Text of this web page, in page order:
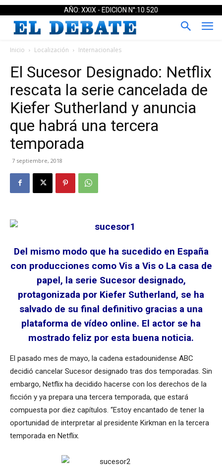
AÑO: XXIX - EDICION N°:10.520
Inicio Localización Internacionales
El Sucesor Designado: Netflix
rescata la serie cancelada de
Kiefer Sutherland y anuncia
que habrá una tercera
temporada
7 septiembre, 2018
Del mismo modo que ha sucedido en España
con producciones como Vis a Vis o La casa de
papel, la serie Sucesor designado,
protagonizada por Kiefer Sutherland, se ha
salvado de su final definitivo gracias a una
plataforma de vídeo online. El actor se ha
mostrado feliz por esta buena noticia.
El pasado mes de mayo, la cadena estadounidense ABC
decidió cancelar Sucesor designado tras dos temporadas. Sin
embargo, Netflix ha decidido hacerse con los derechos de la
ficción y ya prepara una tercera temporada, que estará
compuesta por diez capítulos. “Estoy encantado de tener la
oportunidad de interpretar al presidente Kirkman en la tercera
temporada en Netflix.